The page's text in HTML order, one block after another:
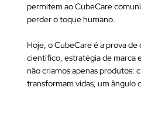
permitem ao CubeCare
perder o toque humano.
Hoje, o CubeCare é a prova
científico, estratégia de marca
não criamos apenas produtos:
transformam vidas, um ângulo